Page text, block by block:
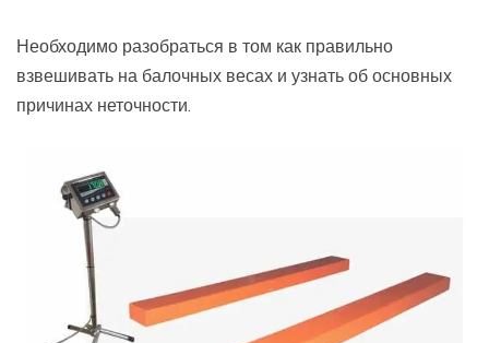
Необходимо разобраться в том как правильно
взвешивать на балочных весах и узнать об основных
причинах неточности.